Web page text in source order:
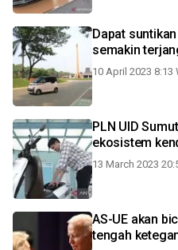
Dapat
semakin
10 April 2023 8:13
PLN UID
ekosistem
13 March 2023
AS-UE akan
tengah